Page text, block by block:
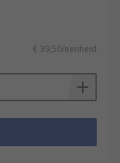
€ 39,50/eenheid